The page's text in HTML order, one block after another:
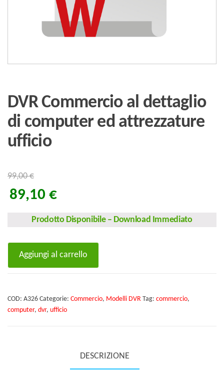
DVR Commercio al dettaglio
di computer ed attrezzature
ufficio
99,00€
89,10 €
Prodotto Disponibile – Download Immediato
Aggiungi al carrello
COD: A326 Categorie: Commercio, Modelli DVR Tag: commercio,
computer, dvr, ufficio
DESCRIZIONE